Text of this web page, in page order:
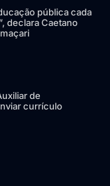
pública cada
declara Caetano
de
currículo